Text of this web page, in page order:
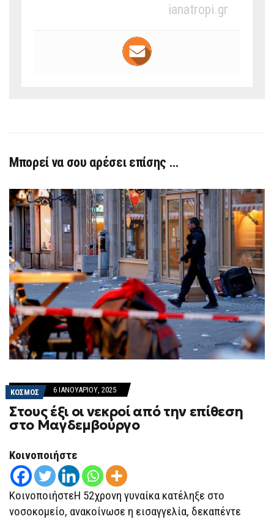
ianatropi.gr
Μπορεί να σου αρέσει επίσης …
ΚΟΣΜΟΣ 6 ΙΑΝΟΥΑΡΊΟΥ, 2025
Στους έξι οι νεκροί από την επίθεση
στο Μαγδεμβούργο
Κοινοποιήστε
ΚοινοποιήστεΗ 52χρονη γυναίκα κατέληξε στο
νοσοκομείο, ανακοίνωσε η εισαγγελία, δεκαπέντε